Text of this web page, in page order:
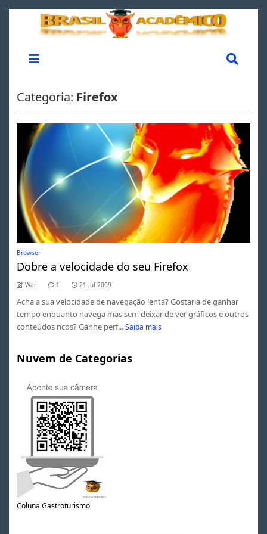
Categoria: Firefox
Browser
Dobre a velocidade do seu Firefox
War 1 21 Jul 2009
Acha a sua velocidade de navegação lenta? Gostaria de ganhar
tempo enquanto navega mas sem deixar de ver gráficos e outros
conteúdos ricos? Ganhe perf... Saiba mais
Nuvem de Categorias
Coluna Gastroturismo